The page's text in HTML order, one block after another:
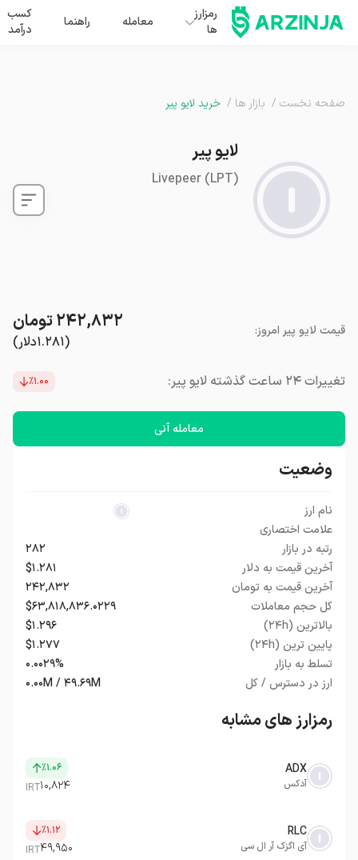
رمزارز
ها
معامله راهنما
کسب
درآمد
صفحه نخست / بازار ها / خرید لایو پیر
لایو پیر
Livepeer(LPT)
قیمت لایو پیر امروز:
(۱.۲۸۱دلار)
۲۴۲,۸۳۲تومان
تغییرات ۲۴ ساعت گذشته لایو پیر: ٪۱.۰۰
معامله آنی
وضعیت
نام ارز
علامت اختصاری
رتبه در بازار
۲۸۲
آخرین قیمت به دلار
$۱.۲۸۱
آخرین قیمت به تومان
۲۴۲,۸۳۲
کل حجم معاملات
$۶۳,۸۱۸,۸۳۶.۰۲۲۹
بالاترین (۲۴h)
$۱.۲۹۶
پایین ترین (۲۴h)
$۱.۲۷۷
تسلط به بازار
۰.۰۰۲۹%
ارز در دسترس / کل
۰.۰۰M / ۴۹.۶۹M
رمزارز های مشابه
ADX
آدکس
٪۱.۰۶
۱۰,۸۲۴IRT
RLC
آی اگزک آر ال سی
٪۱.۱۲
۴۹,۹۵۰IRT